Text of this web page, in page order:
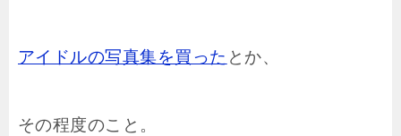
アイドルの写真集を買った とか、
その程度のこと。